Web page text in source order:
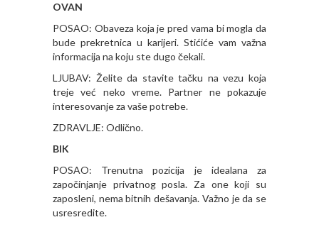
OVAN
POSAO: Obaveza koja je pred vama bi mogla da
bude prekretnica u karijeri. Stićiće vam važna
informacija na koju ste dugo čekali.
LJUBAV: Želite da stavite tačku na vezu koja
treje već neko vreme. Partner ne pokazuje
interesovanje za vaše potrebe.
ZDRAVLJE: Odlično.
BIK
POSAO: Trenutna pozicija je idealana za
započinjanje privatnog posla. Za one koji su
zaposleni, nema bitnih dešavanja. Važno je da se
usresredite.